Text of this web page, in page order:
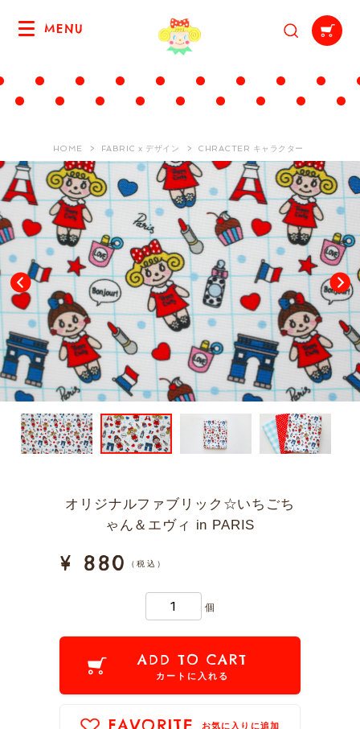
MENU
HOME FABRIC x デザイン CHRACTER キャラクター
オリジナルファブリック☆いちごち
ゃん＆エヴィ in PARIS
¥ 880 （税込）
個
ADD TO CART
カートに入れる
お気に入りに追加